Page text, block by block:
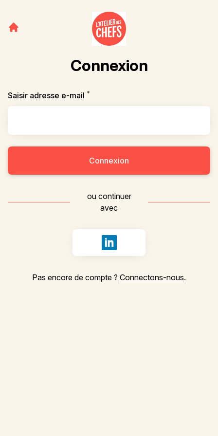
Connexion
Saisir adresse e-mail *
Connexion
ou continuer
avec
Se connecter avec LinkedIn
Pas encore de compte ? Connectons-nous.